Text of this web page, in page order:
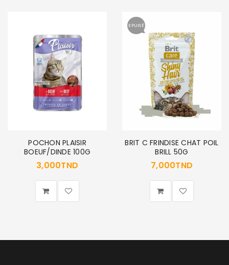
de passe*
DE PASSE PERDU ?
POCHON PLAISIR
BOEUF/DINDE 100G
3,000TND
EPUISÉ
BRIT C FRINDISE CHAT POIL
BRILL 50G
7,000TND